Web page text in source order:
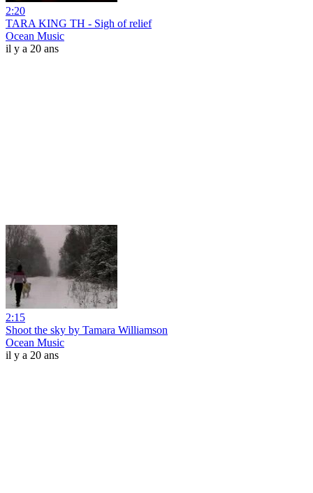
2:20
TARA KING TH - Sigh of relief
Ocean Music
il y a 20 ans
2:15
Shoot the sky by Tamara Williamson
Ocean Music
il y a 20 ans